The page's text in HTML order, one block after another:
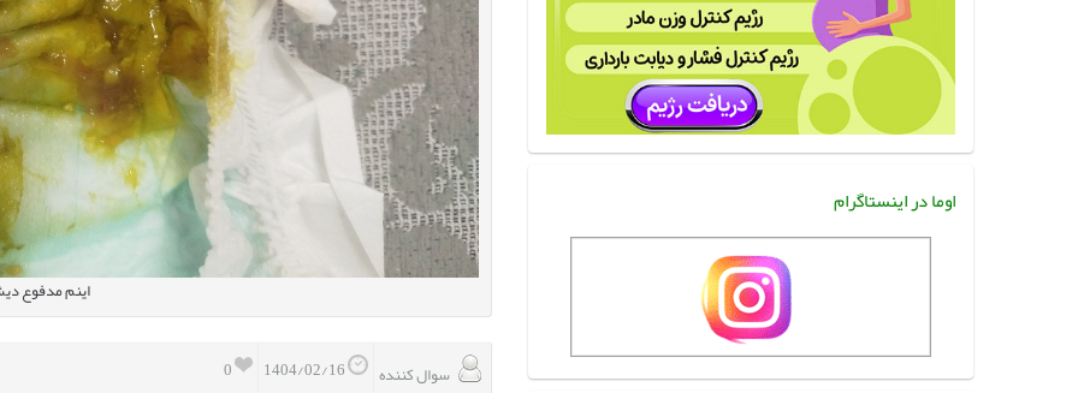
اینم مدفوع
0
سوال کننده
اوما در اینستاگرام